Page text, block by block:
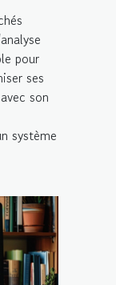
pour
ses
son
système